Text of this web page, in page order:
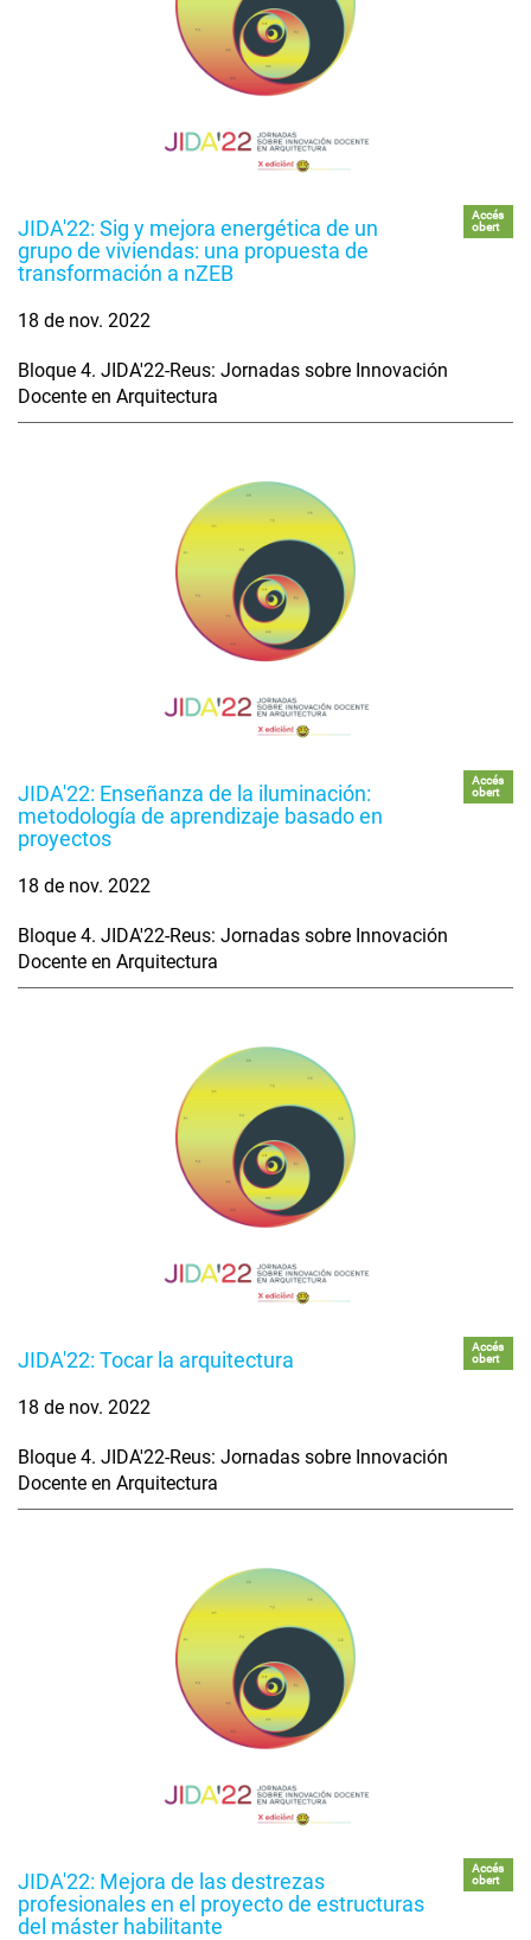
JIDA'22: Sig y mejora energética de un
grupo de viviendas: una propuesta de
transformación a nZEB
Accés
obert
18 de nov. 2022
Bloque 4. JIDA'22-Reus: Jornadas sobre Innovación
Docente en Arquitectura
JIDA'22: Enseñanza de la iluminación:
metodología de aprendizaje basado en
proyectos
Accés
obert
18 de nov. 2022
Bloque 4. JIDA'22-Reus: Jornadas sobre Innovación
Docente en Arquitectura
JIDA'22: Tocar la arquitectura
Accés
obert
18 de nov. 2022
Bloque 4. JIDA'22-Reus: Jornadas sobre Innovación
Docente en Arquitectura
JIDA'22: Mejora de las destrezas
profesionales en el proyecto de estructuras
del máster habilitante
Accés
obert